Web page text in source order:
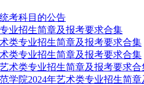
考科目的公告
业招生简章及报考要求合集
类专业招生简章及报考要求合集
类专业招生简章及报考要求合集
术类专业招生简章及报考要求合
学院2024年艺术类专业招生简